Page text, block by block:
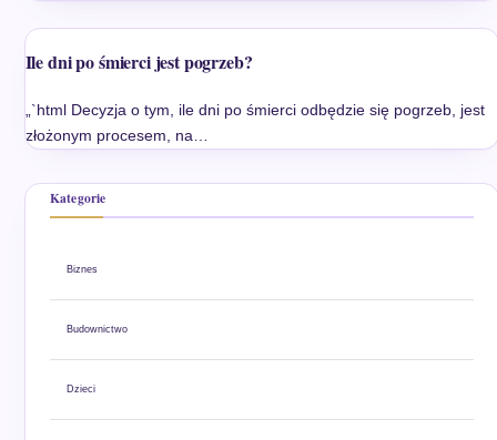
Ile dni po śmierci jest pogrzeb?
„`html Decyzja o tym, ile dni po śmierci odbędzie się pogrzeb, jest
złożonym procesem, na…
Kategorie
Biznes
Budownictwo
Dzieci